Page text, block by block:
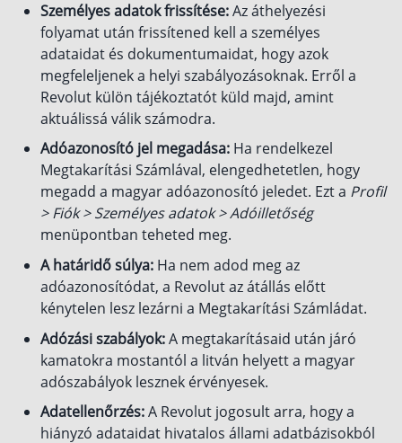
Személyes adatok frissítése:Az áthelyezési
folyamat után frissítened kell a személyes
adataidat és dokumentumaidat, hogy azok
megfeleljenek a helyi szabályozásoknak. Erről a
Revolut külön tájékoztatót küld majd, amint
aktuálissá válik számodra.
Adóazonosító jel megadása: Ha rendelkezel
Megtakarítási Számlával, elengedhetetlen, hogy
megadd a magyar adóazonosító jeledet. Ezt a Profil
> Fiók > Személyes adatok > Adóilletőség
menüpontban teheted meg.
A határidő súlya: Ha nem adod meg az
adóazonosítódat, a Revolut az átállás előtt
kénytelen lesz lezárni a Megtakarítási Számládat.
Adózási szabályok:A megtakarításaid után járó
kamatokra mostantól a litván helyett a magyar
adószabályok lesznek érvényesek.
Adatellenőrzés:A Revolut jogosult arra, hogy a
hiányzó adataidat hivatalos állami adatbázisokból